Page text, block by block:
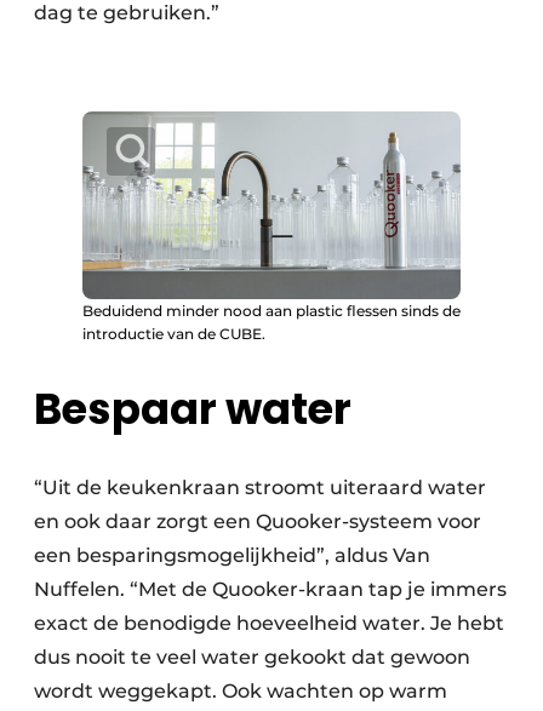
dag te gebruiken.”
Beduidend minder nood aan plastic flessen sinds de
introductie van de CUBE.
Bespaar water
“Uit de keukenkraan stroomt uiteraard water
en ook daar zorgt een Quooker-systeem voor
een besparingsmogelijkheid”, aldus Van
Nuffelen. “Met de Quooker-kraan tap je immers
exact de benodigde hoeveelheid water. Je hebt
dus nooit te veel water gekookt dat gewoon
wordt weggekapt. Ook wachten op warm